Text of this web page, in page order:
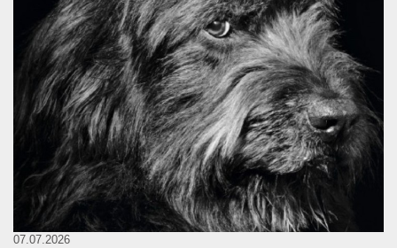
07.07.2026